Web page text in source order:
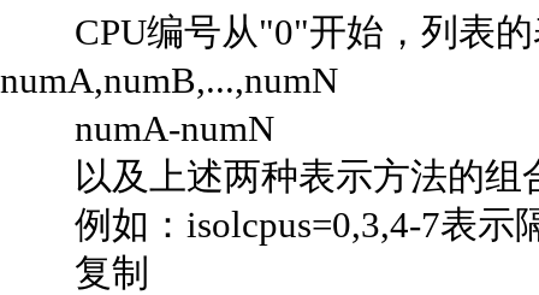
CPU编号从"0"开始，列表的
numA,numB,...,numN
numA-numN
以及上述两种表示方法的组
例如：isolcpus=0,3,4-7表示
复制